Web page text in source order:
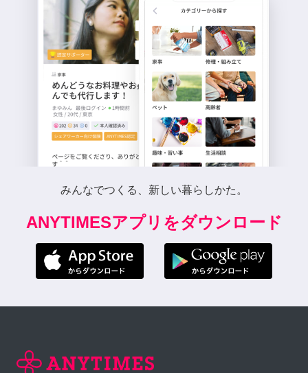
みんなでつくる、新しい暮らしかた。
ANYTIMESアプリをダウンロード